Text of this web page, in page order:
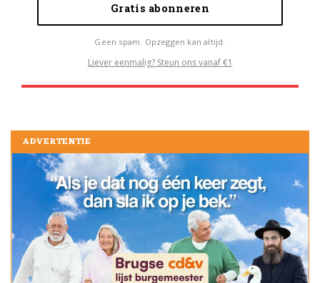
Gratis abonneren
Geen spam. Opzeggen kan altijd.
Liever eenmalig? Steun ons vanaf €1
ADVERTENTIE